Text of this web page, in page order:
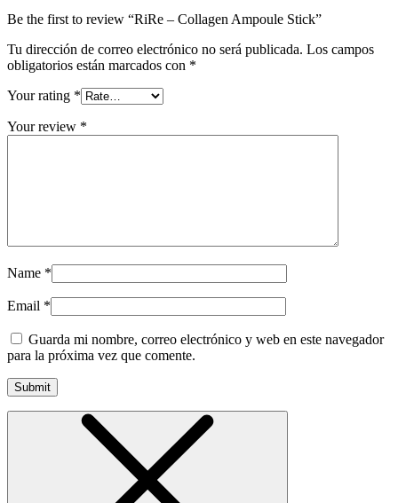
Be the first to review “RiRe – Collagen Ampoule Stick”
Tu dirección de correo electrónico no será publicada. Los campos
obligatorios están marcados con *
Your rating *
Your review *
Name *
Email *
Guarda mi nombre, correo electrónico y web en este navegador
para la próxima vez que comente.